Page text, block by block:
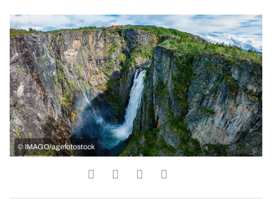
© IMAGO/agefotostock